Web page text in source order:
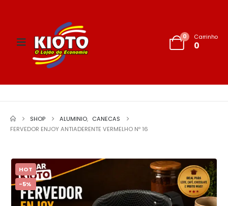
0 Carrinho
0
SHOP ALUMINIO, CANECAS
FERVEDOR ENJOY ANTIADERENTE VERMELHO Nº 16
HOT
-5%